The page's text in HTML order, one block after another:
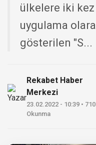
ülkelere iki
uygulama
gösterilen "S...
Rekabet Haber
Merkezi
23.02.2022 - 10:39 • 710
Okunma